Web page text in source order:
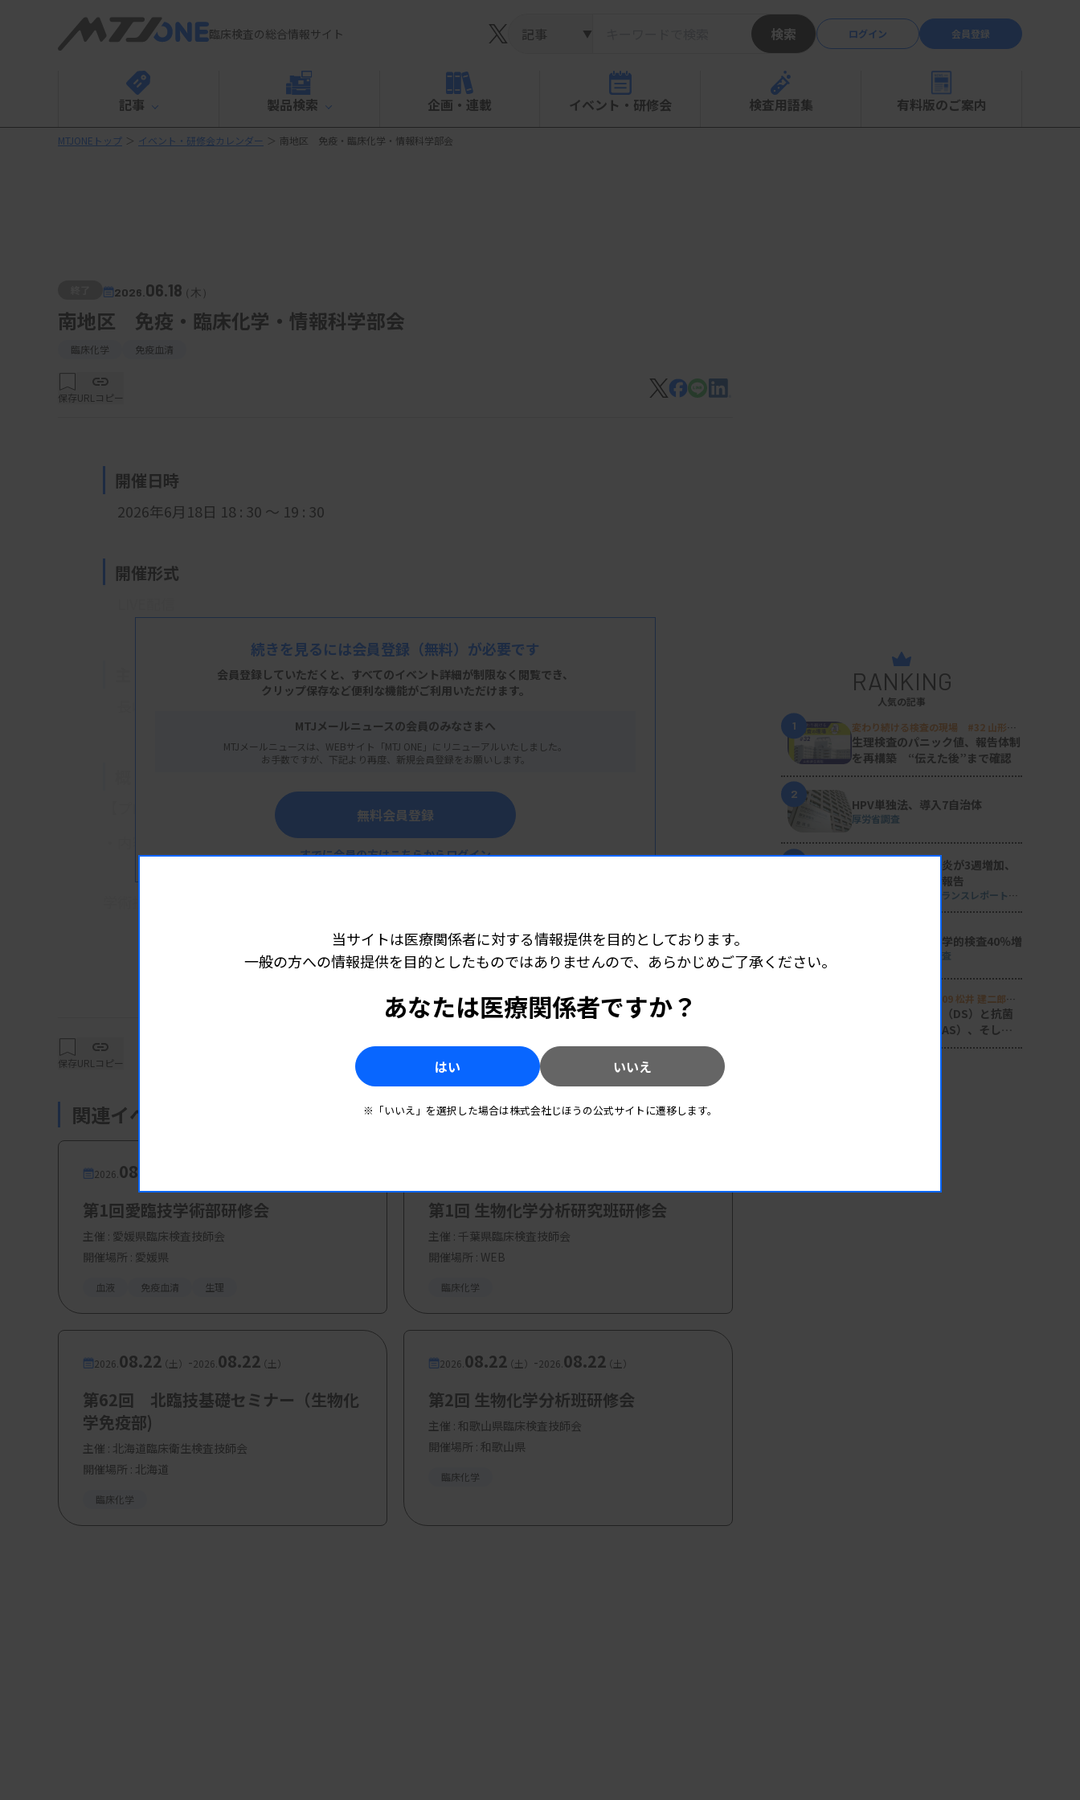
臨床検査の総合情報サイト ▼ 検索 ログイン 会員登録
記事 製品検索 企画・連載 イベント・研修会 検査用語集 有料版のご案内
MTJONEトップ ＞ イベント・研修会カレンダー ＞ 南地区 免疫・臨床化学・情報科学部会
2026. 06.18（木）
南地区 免疫・臨床化学・情報科学部会
臨床化学 免疫血清
保存URLコピー
開催日時
2026年6月18日 18 : 30 ～ 19 : 30
開催形式
・内容：C型肝炎の基礎とHCV抗原抗体同時測定試薬（第4世代）のご紹介
横山香奈子氏（ロシュ・ダイアグノスティックス株式会社 カスタマーフロント本部
詳細はこちら（外部リンク）
続きを見るには会員登録 （無料）が必要です
会員登録していただくと、すべてのイベント詳細が制限なく閲覧でき、
クリップ保存など便利な機能がご利用いただけます。
MTJメールニュースの会員のみなさまへ
MTJメールニュースは、WEBサイト「MTJ ONE」にリニューアルいたしました。
お手数ですが、下記より再度、新規会員登録をお願いします。
無料会員登録
すでに会員の方はこちらからログイン
保存URLコピー
関連イベント・研修会
2026. 08.08
第1回愛臨技学術部研修会
主催 : 愛媛県臨床検査技師会
開催場所 : 愛媛県
血液 免疫血清 生理
第1回 生物化学分析研究班研修会
主催 : 千葉県臨床検査技師会
開催場所 : WEB
臨床化学
2026. 08.22（土） -2026. 08.22（土）
第62回 北臨技基礎セミナー（生物化
学免疫部)
主催 : 北海道臨床衛生検査技師会
開催場所 : 北海道
臨床化学
2026. 08.22（土） -2026. 08.22（土）
第2回 生物化学分析班研修会
主催 : 和歌山県臨床検査技師会
開催場所 : 和歌山県
臨床化学
RANKING
人気の記事
1
変わり続ける検査の現場 #32 山形済
生病院
生理検査のパニック値、報告体制
を再構築 “伝えた後”まで確認
2
HPV単独法、導入7自治体
厚労省調査
マイコプラズマ肺炎が3週増加、
性感染症の動向も報告
週刊 感染症サーベイランスレポート
単一遺伝子の遺伝学的検査40％増
日衛協が2024年度調査
Voice of Lab. file 09 松井 建二郎
（藤田医科大学病院臨床検査部微生物
感染症の診断支援（DS）と抗菌
薬適正使用支援（AS）、そして
当サイトは医療関係者に対する情報提供を目的としております。
一般の方への情報提供を目的としたものではありませんので、あらかじめご了承ください。
あなたは医療関係者ですか？
はい いいえ
※「いいえ」を選択した場合は株式会社じほうの公式サイトに遷移します。